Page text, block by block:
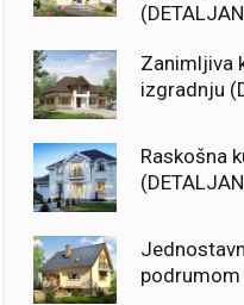
Zanimljiva
izgradnju
Raskošna
podrumom